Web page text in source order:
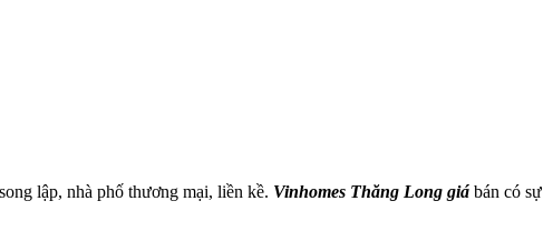
lập, nhà phố thương mại, liền kề. Vinhomes Thăng Long giá bán có sự